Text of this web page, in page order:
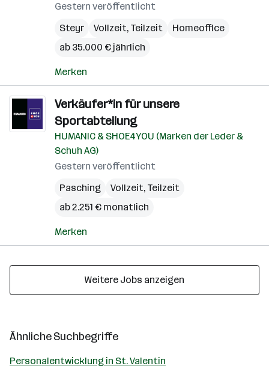
Gestern veröffentlicht
Steyr
Vollzeit, Teilzeit
Homeoffice
ab 35.000 € jährlich
Merken
Verkäufer*in für unsere
Sportabteilung
HUMANIC & SHOE4YOU (Marken der Leder &
Schuh AG)
Gestern veröffentlicht
Pasching
Vollzeit, Teilzeit
ab 2.251 € monatlich
Merken
Weitere Jobs anzeigen
Ähnliche Suchbegriffe
Personalentwicklung in St. Valentin